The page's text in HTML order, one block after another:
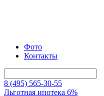
Фото
Контакты
8 (495) 565-30-55
Льготная ипотека 6%